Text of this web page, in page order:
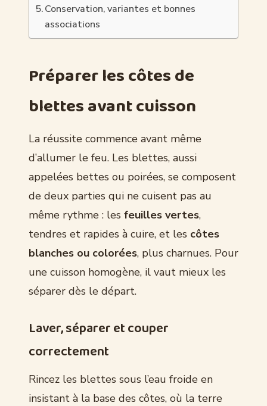
Conservation, variantes et bonnes
associations
Préparer les côtes de
blettes avant cuisson
La réussite commence avant même
d’allumer le feu. Les blettes, aussi
appelées bettes ou poirées, se composent
de deux parties qui ne cuisent pas au
même rythme : les feuilles vertes,
tendres et rapides à cuire, et les côtes
blanches ou colorées, plus charnues. Pour
une cuisson homogène, il vaut mieux les
séparer dès le départ.
Laver, séparer et couper
correctement
Rincez les blettes sous l’eau froide en
insistant à la base des côtes, où la terre